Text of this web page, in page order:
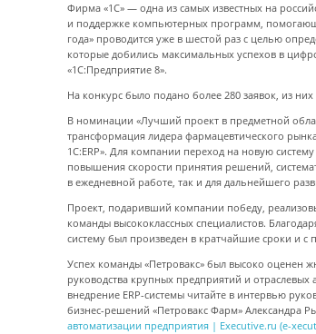
Фирма «1С» — одна из самых известных на
и поддержке компьютерных программ,
года» проводится уже в шестой раз с целью
которые добились максимальных успехов в
«1С:Предприятие 8».
На конкурс было подано более 280 заявок, из
В номинации «Лучший проект в предметной
трансформация лидера фармацевтического
1С:ERP». Для компании переход на новую
повышения скорости принятия решений,
в ежедневной работе, так и для дальнейшего
Проект, подаривший компании победу,
команды высококлассных специалистов.
систему был произведен в кратчайшие сроки и с
Успех команды «Петровакс» был высоко оценен
руководства крупных предприятий и
внедрение ERP-системы читайте в интервью
бизнес-решений «Петровакс Фарм» Александра
автоматизации предприятия | Executive.ru (e-